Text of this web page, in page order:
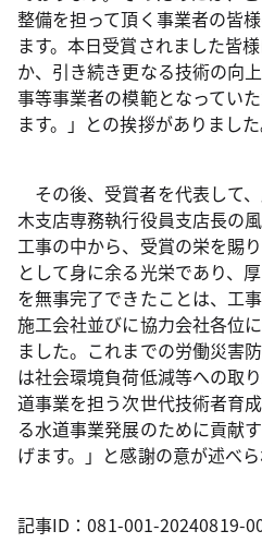
整備を担って頂く事業者の皆
ます。本日受賞されました皆
か、引き続き更なる技術の向
事等事業者の模範となってい
ます。」との挨拶がありました
その後、受賞者を代表して
木支店専務執行役員支店長の
工事の中から、受賞の栄を賜
として身に余る光栄であり、
を無事完了できたことは、工
施工会社並びに協力会社各位
ました。これまでの労働災害
は社会環境負荷低減等への取
道事業を担う次世代技術者育
る水道事業発展のために貢献
げます。」と感謝の意が述べら
記事ID：081-001-20240819-